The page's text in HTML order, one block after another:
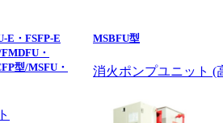
E・FSFP-E
・
型/MSFU・
MSBFU型
消火ポンプユニット (